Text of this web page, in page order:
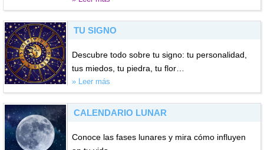
TU SIGNO
Descubre todo sobre tu signo: tu personalidad,
tus miedos, tu piedra, tu flor…
» Leer más
CALENDARIO LUNAR
Conoce las fases lunares y mira cómo influyen